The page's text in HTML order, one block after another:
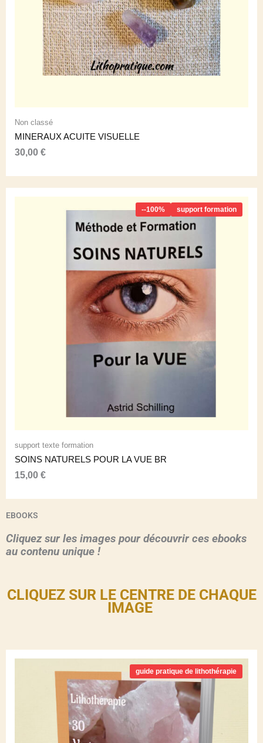
Non classé
MINERAUX ACUITE VISUELLE
30,00 €
--100% support formation
support texte formation
SOINS NATURELS POUR LA VUE BR
15,00 €
EBOOKS
Cliquez sur les images pour découvrir ces ebooks
au contenu unique !
CLIQUEZ SUR LE CENTRE DE CHAQUE
IMAGE
guide pratique de lithothérapie